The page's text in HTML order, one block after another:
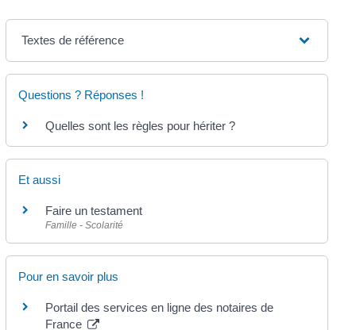
Textes de référence
Questions ? Réponses !
Quelles sont les règles pour hériter ?
Et aussi
Faire un testament
Famille - Scolarité
Pour en savoir plus
Portail des services en ligne des notaires de
France